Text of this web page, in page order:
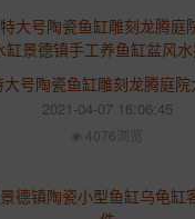
2021-04-07 16:06:45
4076浏览